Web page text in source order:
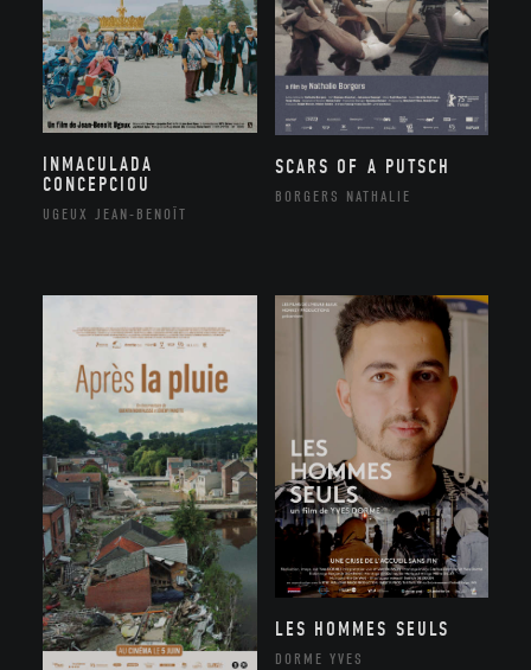
INMACULADA
CONCEPCIOU
UGEUX JEAN-BENOÎT
SCARS OF A PUTSCH
BORGERS NATHALIE
LES HOMMES SEULS
DORME YVES